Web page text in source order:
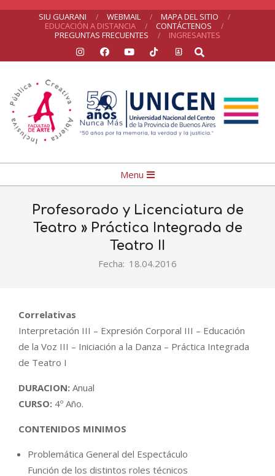
SIU GUARANI WEBMAIL
MAPA DEL SITIO
EDUCACIÓN A DISTANCIA
CONTÁCTENOS
PREGUNTAS FRECUENTES
INGRESANTES
Search
Facultad
de
Arte
Navigation
Menu
Profesorado y Licenciatura de
Teatro » Práctica Integrada de
Teatro II
Fecha: 18.04.2016
Correlativas
Interpretación III – Expresión Corporal III – Educación
de la Voz III – Iniciación a la Danza – Práctica Integrada
de Teatro I
DURACION: Anual
CURSO: 4º Año.
CONTENIDOS MINIMOS
Problemática General del Espectáculo
Función de los distintos roles técnicos